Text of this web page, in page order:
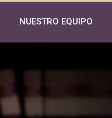
NUESTRO EQUIPO